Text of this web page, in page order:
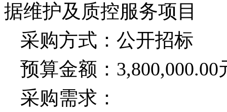
据维护及质控服务项目
采购方式：公开招标
预算金额： 3,800,000.00
采购需求：